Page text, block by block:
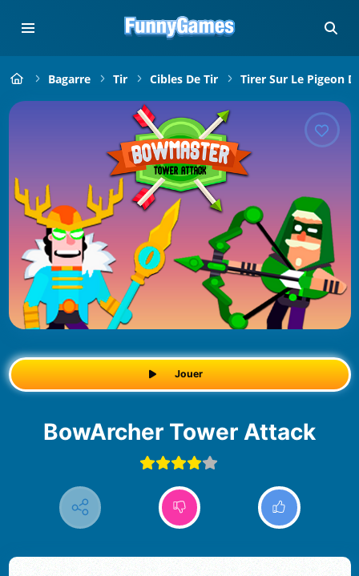
Bagarre Tir Cibles De Tir Tirer Sur Le Pigeon
Jouer
BowArcher Tower Attack